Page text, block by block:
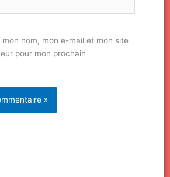
mon nom, mon e-mail et mon site
pour mon prochain